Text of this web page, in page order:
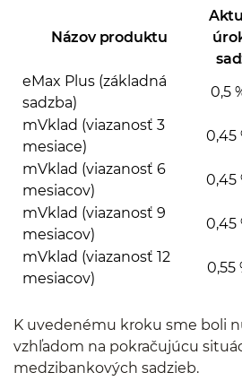
Názov produktu
eMax Plus (základná
sadzba)
0,5
mVklad (viazanosť 3
mesiace)
0,45
mVklad (viazanosť 6
mesiacov)
0,45
mVklad (viazanosť 9
mesiacov)
0,45
mVklad (viazanosť 12
mesiacov)
0,55
K uvedenému kroku sme boli
vzhľadom na pokračujúcu
medzibankových sadzieb.